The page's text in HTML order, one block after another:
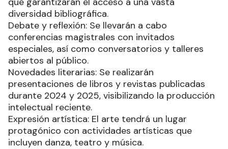
diversidad bibliográfica.
Debate y reflexión: Se llevarán a cabo
conferencias magistrales con invitados
especiales, así como conversatorios y talleres
abiertos al público.
Novedades literarias: Se realizarán
presentaciones de libros y revistas publicadas
durante 2024 y 2025, visibilizando la producción
intelectual reciente.
Expresión artística: El arte tendrá un lugar
protagónico con actividades artísticas que
incluyen danza, teatro y música.